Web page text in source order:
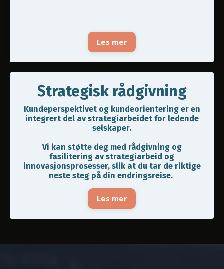
Les mer
Strategisk rådgivning
Kundeperspektivet og kundeorientering er en
integrert del av strategiarbeidet for ledende
selskaper.
Vi kan støtte deg med rådgivning og
fasilitering av strategiarbeid og
innovasjonsprosesser, slik at du tar de riktige
neste steg på din endringsreise.
Les mer